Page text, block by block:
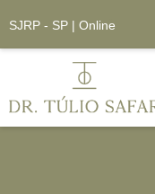
SJRP - SP | Online